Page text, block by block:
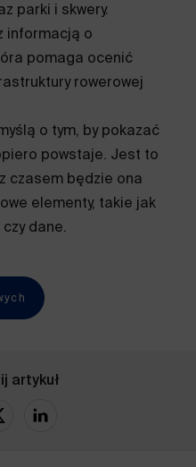
parki i skwery.
informacją o
pomaga ocenić
rowerowej
o tym, by pokazać
powstaje. Jest to
czasem będzie ona
elementy, takie jak
dane.
artykuł